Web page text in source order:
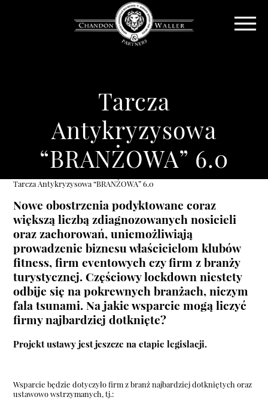
Tarcza
Antykryzysowa
“BRANŻOWA” 6.0
Tarcza Antykryzysowa “BRANŻOWA” 6.0
Nowe obostrzenia podyktowane coraz
większą liczbą zdiagnozowanych nosicieli
oraz zachorowań, uniemożliwiają
prowadzenie biznesu właścicielom klubów
fitness, firm eventowych czy firm z branży
turystycznej. Częściowy lockdown niestety
odbije się na pokrewnych branżach, niczym
fala tsunami. Na jakie wsparcie mogą liczyć
firmy najbardziej dotknięte?
Projekt ustawy jest jeszcze na etapie legislacji.
Wsparcie będzie dotyczyło firm z branż najbardziej dotkniętych oraz
ustawowo wstrzymanych, tj.: